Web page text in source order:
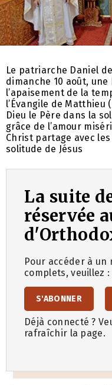
Le patriarche Daniel
dimanche 10 août,
l’apaisement de la
l’Évangile de Matthieu
Dieu le Père dans la
grâce de l’amour
Christ partage avec
solitude de Jésus
La suite
réservée
Pour accéder à
complets, veuillez :
S'ABONNER
Déjà connecté ?
rafraîchir la page.